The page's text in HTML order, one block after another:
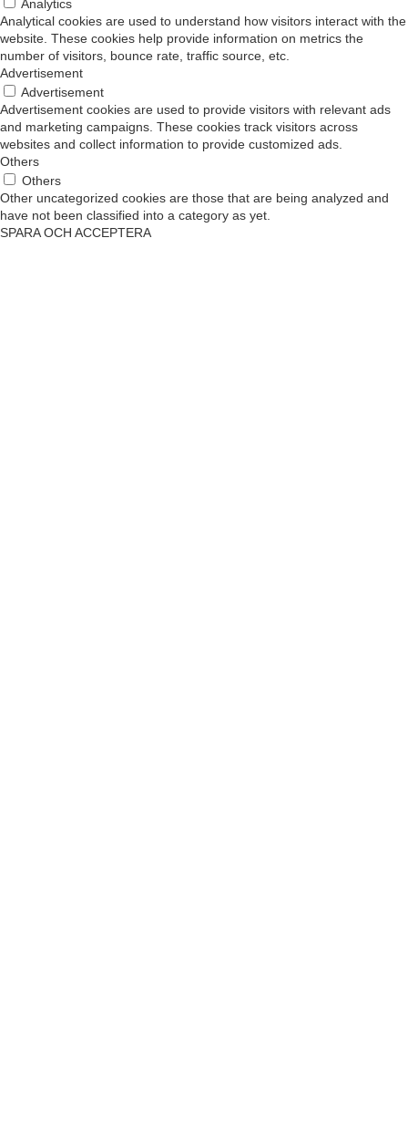
Analytics
Analytical cookies are used to understand how visitors interact with the
website. These cookies help provide information on metrics the
number of visitors, bounce rate, traffic source, etc.
Advertisement
Advertisement
Advertisement cookies are used to provide visitors with relevant ads
and marketing campaigns. These cookies track visitors across
websites and collect information to provide customized ads.
Others
Others
Other uncategorized cookies are those that are being analyzed and
have not been classified into a category as yet.
SPARA OCH ACCEPTERA